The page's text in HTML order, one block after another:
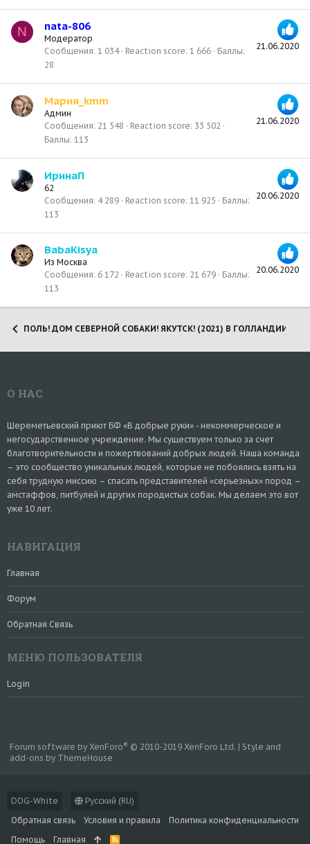
N
21.06.2020
nata-806
Модератор
Сообщения 1 034 Reaction score 1 666
Баллы
28
21.06.2020
Мария_kmm
Админ
Сообщения 21 548 Reaction score 33 502
Баллы 113
20.06.2020
ИринаП
62
Сообщения 4 289 Reaction score 11 925
Баллы
113
20.06.2020
BabaKisya
Из Москва
Сообщения 6 172 Reaction score 21 679
Баллы
113
ПОЛЬ! ДОМ СЕВЕРНОЙ СОБАКИ! ЯКУТСК! (2021) В ГОЛЛАНДИИ!
О НАС
Шереметьевский приют БФ «В добрые руки» - некоммерческое и
негосударственное учреждение. Мы существуем только за счет
благотворительности и пожертвований добрых людей. Наша команда
– это сообщество уникальных людей, которые не побоялись взять на
себя трудную миссию – спасать представителей «серьезных» пород –
амстаффов, питбулей и других породистых собак. Мы делаем это вот
уже 10 лет.
НАВИГАЦИЯ
Главная
Форум
Обратная Связь
МЕНЮ ПОЛЬЗОВАТЕЛЯ
Login
DOG-White
Русский (RU)
Обратная связь
Условия и правила
Политика конфиденциальности
Помощь
Главная
R
Forum software by XenForo® © 2010-2019 XenForo Ltd. | Style and
add-ons by ThemeHouse